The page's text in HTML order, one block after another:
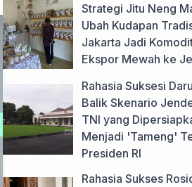
Strategi Jitu Neng
Ubah Kudapan
Jakarta Jadi
Ekspor Mewah ke
Rahasia Suksesi
Balik Skenario
TNI yang
Menjadi 'Tameng'
Presiden RI
Rahasia Sukses